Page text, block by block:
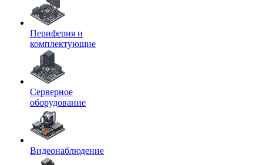
Периферия и
комплектующие
Серверное
оборудование
Видеонаблюдение